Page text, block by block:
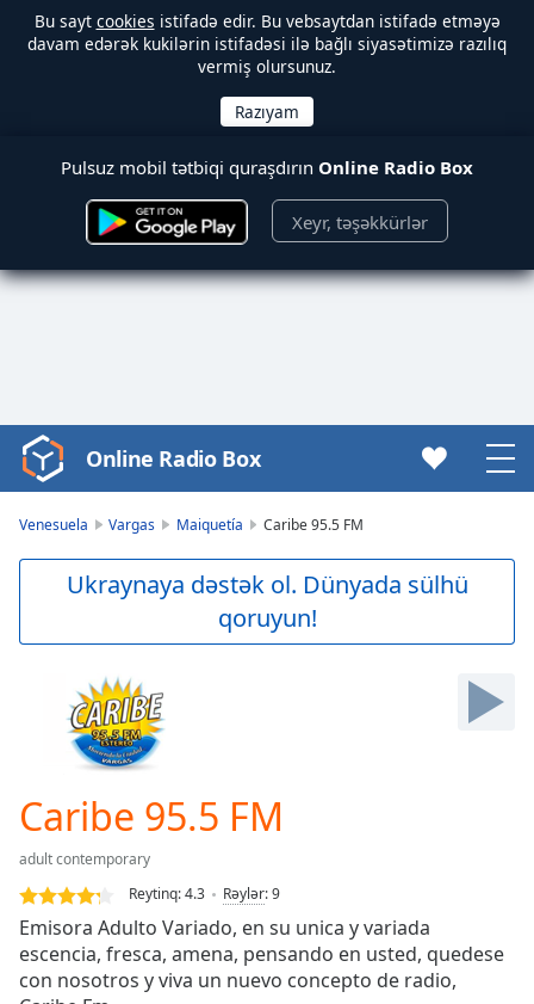
Bu sayt cookies istifadə edir. Bu vebsaytdan istifadə etməyə
davam edərək kukilərin istifadəsi ilə bağlı siyasətimizə razılıq
vermiş olursunuz.
Pulsuz mobil tətbiqi quraşdırın Online Radio Box
Xeyr, təşəkkürlər
Video
Player
Skip
Loaded:
0.00%
Stream
TypeLIVE
Seek to
Online Radio Box
Venesuela Vargas Maiquetía Caribe 95.5 FM
Ukraynaya dəstək ol. Dünyada sülhü
qoruyun!
Caribe 95.5 FM
adult contemporary
Reytinq:4.3 Rəylər:9
Emisora Adulto Variado, en su unica y variada
escencia, fresca, amena, pensando en usted, quedese
con nosotros y viva un nuevo concepto de radio,